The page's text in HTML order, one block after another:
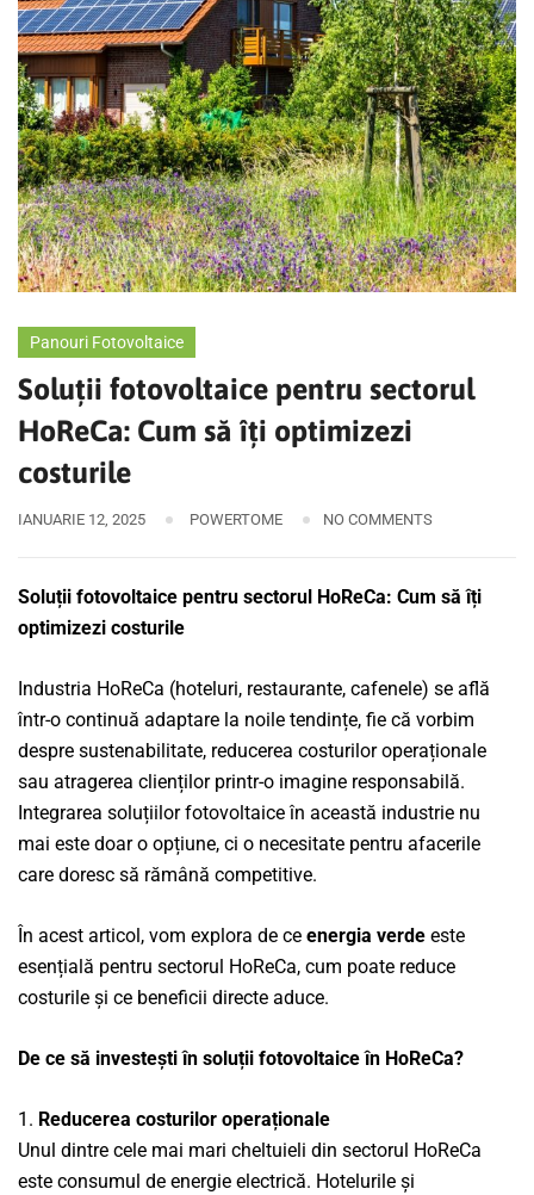
Panouri Fotovoltaice
Soluții fotovoltaice pentru sectorul
HoReCa: Cum să îți optimizezi
costurile
IANUARIE 12, 2025 POWERTOME NO COMMENTS
Soluții fotovoltaice pentru sectorul HoReCa: Cum să îți
optimizezi costurile
Industria HoReCa (hoteluri, restaurante, cafenele) se află
într-o continuă adaptare la noile tendințe, fie că vorbim
despre sustenabilitate, reducerea costurilor operaționale
sau atragerea clienților printr-o imagine responsabilă.
Integrarea soluțiilor fotovoltaice în această industrie nu
mai este doar o opțiune, ci o necesitate pentru afacerile
care doresc să rămână competitive.
În acest articol, vom explora de ce energia verde este
esențială pentru sectorul HoReCa, cum poate reduce
costurile și ce beneficii directe aduce.
De ce să investești în soluții fotovoltaice în HoReCa?
1️. Reducerea costurilor operaționale
Unul dintre cele mai mari cheltuieli din sectorul HoReCa
este consumul de energie electrică. Hotelurile și